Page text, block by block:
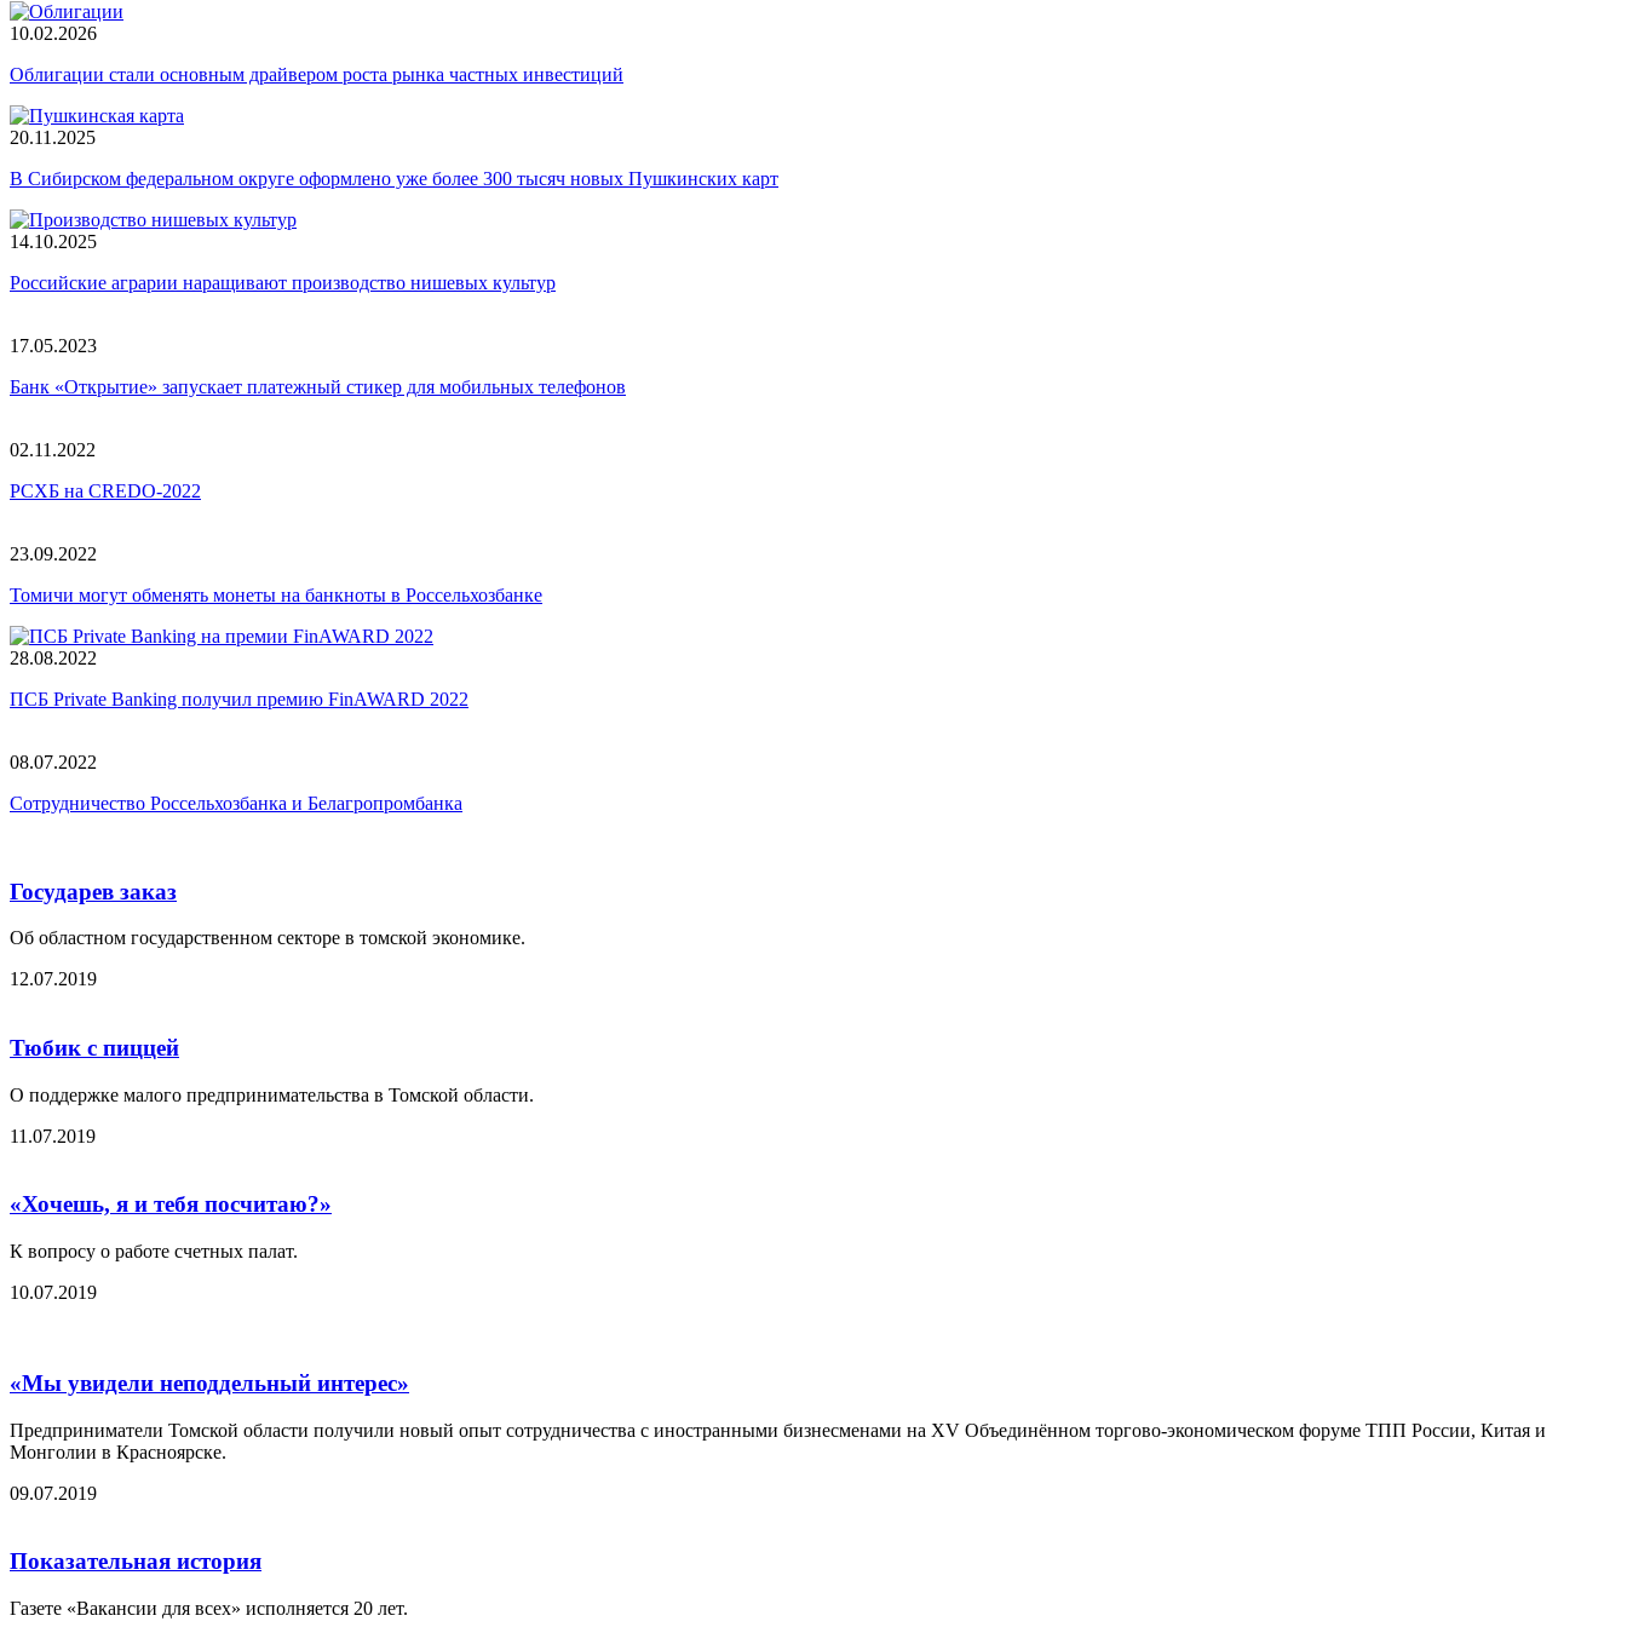
10.02.2026
Облигации стали основным драйвером роста рынка частных инвестиций
20.11.2025
В Сибирском федеральном округе оформлено уже более 300 тысяч новых Пушкинских карт
14.10.2025
Российские аграрии наращивают производство нишевых культур
17.05.2023
Банк «Открытие» запускает платежный стикер для мобильных телефонов
02.11.2022
РСХБ на CREDO-2022
23.09.2022
Томичи могут обменять монеты на банкноты в Россельхозбанке
28.08.2022
ПСБ Private Banking получил премию FinAWARD 2022
08.07.2022
Сотрудничество Россельхозбанка и Белагропромбанка
Государев заказ
Об областном государственном секторе в томской экономике.
12.07.2019
Тюбик с пиццей
О поддержке малого предпринимательства в Томской области.
11.07.2019
«Хочешь, я и тебя посчитаю?»
К вопросу о работе счетных палат.
10.07.2019
«Мы увидели неподдельный интерес»
Предприниматели Томской области получили новый опыт сотрудничества с иностранными бизнесменами на XV Объединённом торгово-экономическом форуме ТПП России, Китая и
Монголии в Красноярске.
09.07.2019
Показательная история
Газете «Вакансии для всех» исполняется 20 лет.